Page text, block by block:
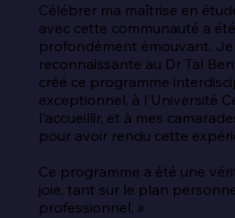
Célébrer ma maîtrise en
avec cette communauté a
profondément émouvant. Je
reconnaissante au Dr Tal
créé ce programme
exceptionnel, à l'Université
l'accueillir, et à mes
pour avoir rendu cette
Ce programme a été une
joie, tant sur le plan
professionnel. »